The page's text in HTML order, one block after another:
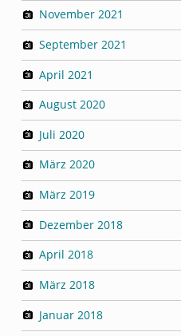
November 2021
September 2021
April 2021
August 2020
Juli 2020
März 2020
März 2019
Dezember 2018
April 2018
März 2018
Januar 2018